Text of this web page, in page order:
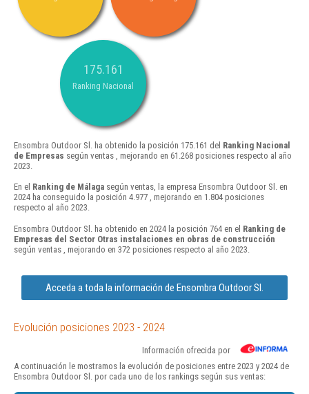
175.161
Ranking Nacional
Ensombra Outdoor Sl. ha obtenido la posición 175.161 del Ranking Nacional
de Empresas según ventas , mejorando en 61.268 posiciones respecto al año
2023.
En el Ranking de Málaga según ventas, la empresa Ensombra Outdoor Sl. en
2024 ha conseguido la posición 4.977 , mejorando en 1.804 posiciones
respecto al año 2023.
Ensombra Outdoor Sl. ha obtenido en 2024 la posición 764 en el Ranking de
Empresas del Sector Otras instalaciones en obras de construcción
según ventas , mejorando en 372 posiciones respecto al año 2023.
Acceda a toda la información de Ensombra Outdoor Sl.
Evolución posiciones 2023 - 2024
Información ofrecida por
A continuación le mostramos la evolución de posiciones entre 2023 y 2024 de
Ensombra Outdoor Sl. por cada uno de los rankings según sus ventas: